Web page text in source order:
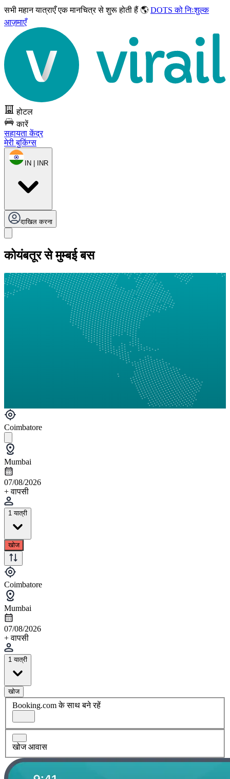
सभी महान यात्राएँएक मानचित्र से शुरू होती हैं 🌎 DOTS को निःशुल्क
आज़माएँ
होटल
कारें
सहायता केंद्र
मेरी बुकिंग्स
IN | INR
दाखिल करना
कोयंबतूर से मुम्बई बस
Coimbatore
Mumbai
07/08/2026
+ वापसी
1 यात्री
खोज
Coimbatore
Mumbai
07/08/2026
+ वापसी
1 यात्री
खोज
Booking.com के साथ बने रहें
खोज आवास